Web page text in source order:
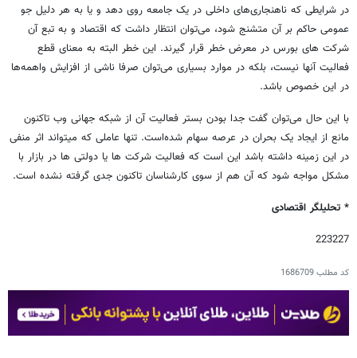
در شرایطی که ناهنجاری‌های داخلی در یک جامعه روی دهد و یا به هر دلیل جو
عمومی حاکم بر آن متشنج شود، می‌توان انتظار داشت که اقتصاد و به تبع آن
شرکت های بورس در معرض خطر قرار گیرند. این خطر البته به معنای قطع
فعالیت آنها نیست، بلکه در موارد بسیاری می‌توان صرفا ناشی از افزایش واهمه‌ها
در این خصوص باشد.
با این حال می‌توان گفت جدا بودن بستر فعالیت آن از شبکه جهانی وب تاکنون
مانع از ایجاد یک بحران در عرصه سهام شده‌است. تنها عاملی که میتواند اثر منفی
در این زمینه داشته باشد این است که فعالیت شرکت ها یا دولتی ها در بازار با
مشکل مواجه شود که آن هم از سوی کارشناسان تاکنون جدی گرفته نشده است.
* تحلیلگر اقتصادی
223227
کد مطلب1686709